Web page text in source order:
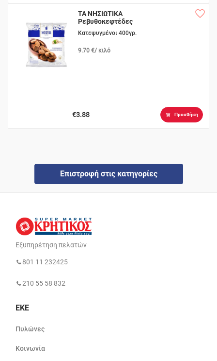
ΤΑ ΝΗΣΙΩΤΙΚΑ
Ρεβυθοκεφτέδες
Σίφνου
Κατεψυγμένοι 400γρ.
9.70 €/ κιλό
€3.88 Προσθήκη
Επιστροφή στις κατηγορίες
Εξυπηρέτηση πελατών
801 11 232425
210 55 58 832
ΕΚΕ
Πυλώνες
Κοινωνία